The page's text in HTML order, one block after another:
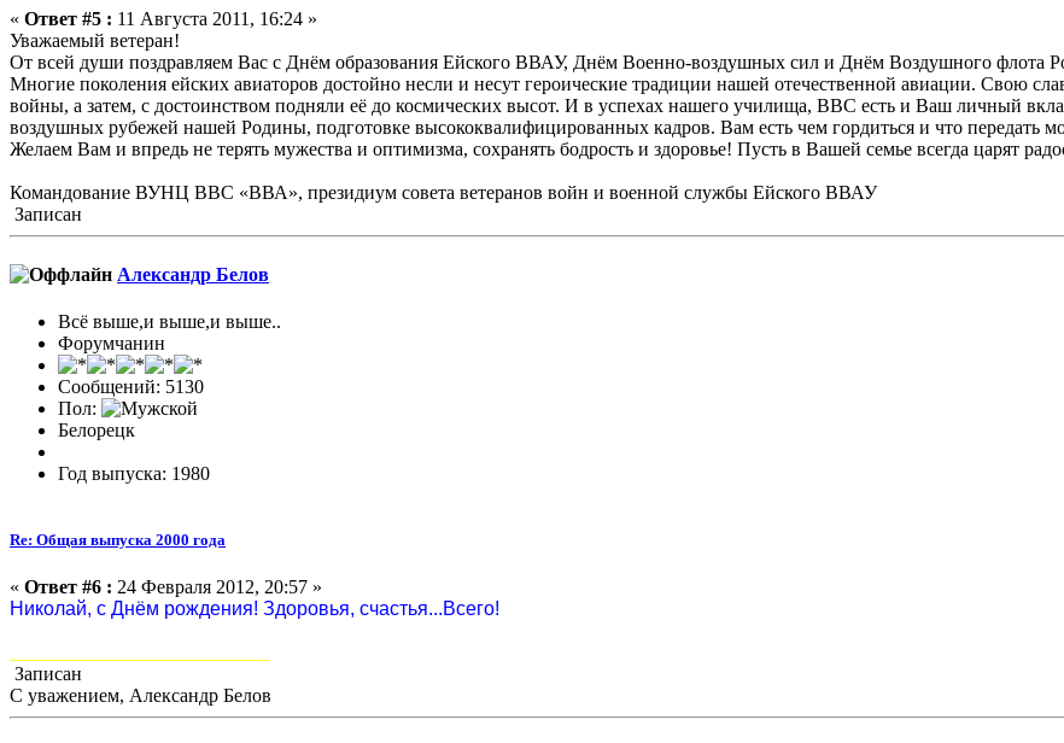
« Ответ #5 : 11 Августа 2011, 16:24 »
Уважаемый ветеран!
От всей души поздравляем Вас с Днём образования Ейского ВВАУ, Днём Военно-воздушных сил и Днём Воздушного флота
Многие поколения ейских авиаторов достойно несли и несут героические традиции нашей отечественной авиации. Свою
войны, а затем, с достоинством подняли её до космических высот. И в успехах нашего училища, ВВС есть и Ваш личный
воздушных рубежей нашей Родины, подготовке высококвалифицированных кадров. Вам есть чем гордиться и что передать
Желаем Вам и впредь не терять мужества и оптимизма, сохранять бодрость и здоровье! Пусть в Вашей семье всегда царят
Командование ВУНЦ ВВС «ВВА», президиум совета ветеранов войн и военной службы Ейского ВВАУ
Записан
Александр Белов
Всё выше,и выше,и выше..
Форумчанин
Сообщений: 5130
Пол:
Белорецк
Год выпуска: 1980
Re: Общая выпуска 2000 года
« Ответ #6 : 24 Февраля 2012, 20:57 »
Николай, с Днём рождения! Здоровья, счастья...Всего!
Записан
С уважением, Александр Белов